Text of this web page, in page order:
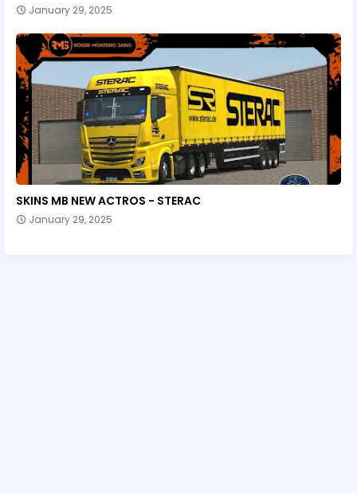
January 29, 2025
SKINS MB NEW ACTROS - STERAC
January 29, 2025